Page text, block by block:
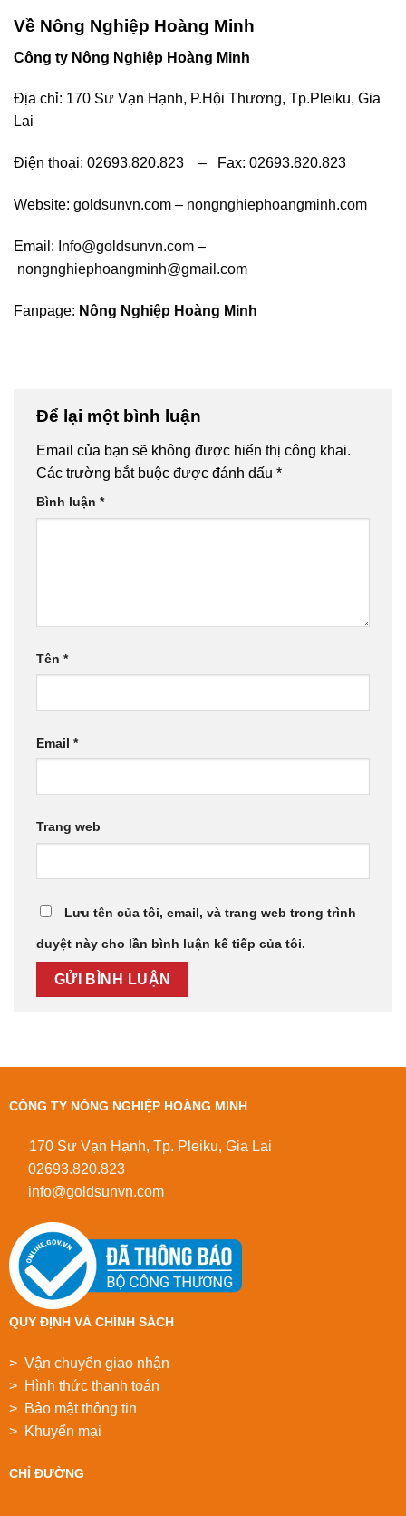
Về Nông Nghiệp Hoàng Minh
Công ty Nông Nghiệp Hoàng Minh
Địa chỉ: 170 Sư Vạn Hạnh, P.Hội Thương, Tp.Pleiku, Gia
Lai
Điện thoại: 02693.820.823 – Fax: 02693.820.823
Website: goldsunvn.com – nongnghiephoangminh.com
Email: Info@goldsunvn.com –
nongnghiephoangminh@gmail.com
Fanpage: Nông Nghiệp Hoàng Minh
Để lại một bình luận
Email của bạn sẽ không được hiển thị công khai.
Các trường bắt buộc được đánh dấu *
Bình luận *
Tên *
Email *
Trang web
Lưu tên của tôi, email, và trang web trong trình
duyệt này cho lần bình luận kế tiếp của tôi.
CÔNG TY NÔNG NGHIỆP HOÀNG MINH
170 Sư Vạn Hạnh, Tp. Pleiku, Gia Lai
02693.820.823
info@goldsunvn.com
QUY ĐỊNH VÀ CHÍNH SÁCH
> Vận chuyển giao nhận
> Hình thức thanh toán
> Bảo mật thông tin
> Khuyển mại
CHỈ ĐƯỜNG